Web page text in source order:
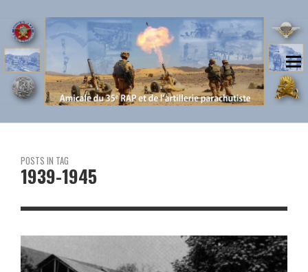
POSTS IN TAG
1939-1945